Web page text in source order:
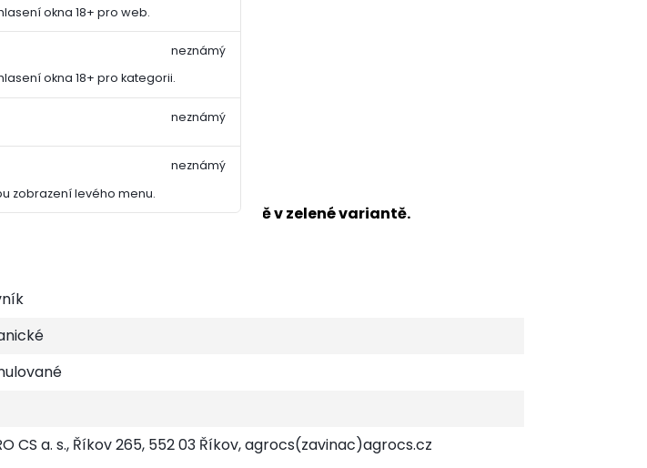
okna 18+ pro web.
okna 18+ pro kategorii.
neznámý
neznámý
zobrazení levého menu.
neznámý
a mýdlem.
lékaře.
je možné, že obdržíte produkt ještě v zelené variantě.
CS a. s., Říkov 265, 552 03 Říkov, agrocs(zavinac)agrocs.cz